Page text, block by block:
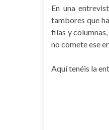
En una
tambores que
filas y
no comete ese
Aquí tenéis la